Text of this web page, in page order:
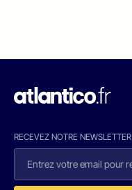
RECEVEZ NOTRE NEWSLETTER